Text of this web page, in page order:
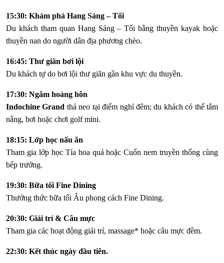
15:30: Khám phá Hang Sáng – Tối
Du khách tham quan Hang Sáng – Tối bằng thuyền kayak hoặc
thuyền nan do người dân địa phương chèo.
16:45: Thư giãn bơi lội
Du khách tự do bơi lội thư giãn gần khu vực du thuyền.
17:30: Ngắm hoàng hôn
Indochine Grand thả neo tại điểm nghỉ đêm; du khách có thể tắm
nắng, bơi hoặc chơi golf mini.
18:15: Lớp học nấu ăn
Tham gia lớp học Tỉa hoa quả hoặc Cuốn nem truyền thống cùng
bếp trưởng.
19:30: Bữa tối Fine Dining
Thưởng thức bữa tối Âu phong cách Fine Dining.
20:30: Giải trí & Câu mực
Tham gia các hoạt động giải trí, massage* hoặc câu mực đêm.
22:30: Kết thúc ngày đầu tiên.